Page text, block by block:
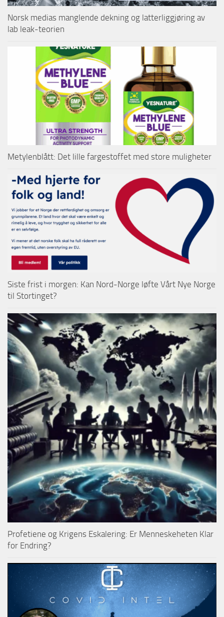
Norsk medias manglende dekning og latterliggjøring av
lab leak-teorien
Metylenblått: Det lille fargestoffet med store muligheter
Siste frist i morgen: Kan Nord-Norge løfte Vårt Nye Norge
til Stortinget?
Profetiene og Krigens Eskalering: Er Menneskeheten Klar
for Endring?